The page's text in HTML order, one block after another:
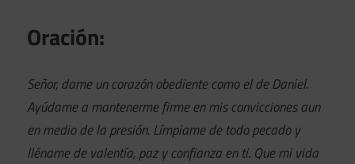
Oración:
Señor, dame un corazón obediente como el de Daniel.
Ayúdame a mantenerme firme en mis convicciones aun
en medio de la presión. Límpiame de todo pecado y
lléname de valentía, paz y confianza en ti. Que mi vida